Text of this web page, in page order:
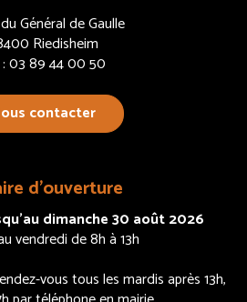
Général de Gaulle
Riedisheim
03 89 44 00 50
contacter
d’ouverture
dimanche 30 août 2026
vendredi de 8h à 13h
vous tous les mardis après 13h,